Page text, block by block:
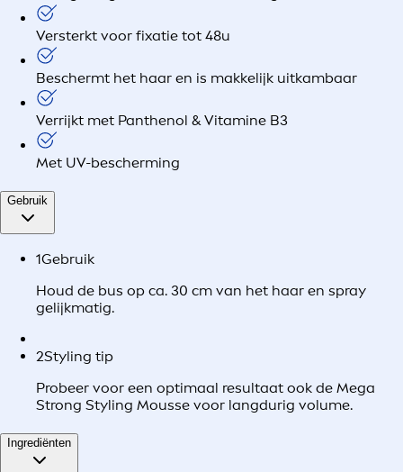
Versterkt voor fixatie tot 48u
Beschermt het haar en is makkelijk uitkambaar
Verrijkt met Panthenol & Vitamine B3
Met UV-bescherming
Gebruik
1Gebruik
Houd de bus op ca. 30 cm van het haar en spray
gelijkmatig.
2Styling tip
Probeer voor een optimaal resultaat ook de Mega
Strong Styling Mousse voor langdurig volume.
Ingrediënten